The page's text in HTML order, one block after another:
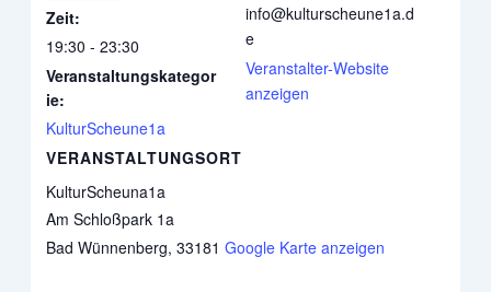
Zeit:
19:30 - 23:30
Veranstaltungskategor
ie:
KulturScheune1a
VERANSTALTUNGSORT
KulturScheuna1a
Am Schloßpark 1a
Bad Wünnenberg, 33181 Google Karte anzeigen
info@kulturscheune1a.d
e
Veranstalter-Website
anzeigen